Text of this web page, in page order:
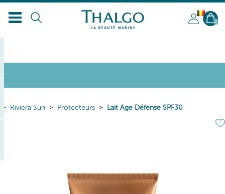
BL
0
Riviera Sun Protecteurs Lait Age Défense SPF30